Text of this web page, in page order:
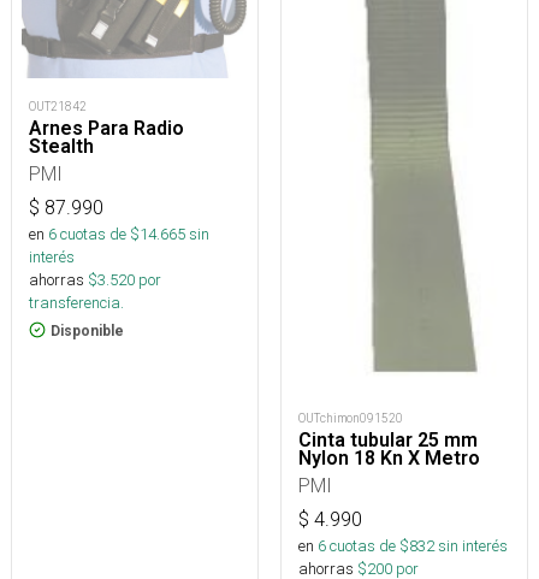
OUT21842
Arnes Para Radio
Stealth
PMI
$ 87.990
en 6cuotas de $14.665sin
interés
ahorras $3.520 por
transferencia.
Disponible
OUTchimon091520
Cinta tubular 25 mm
Nylon 18 Kn X Metro
PMI
$ 4.990
en 6cuotas de $832sin interés
ahorras $200 por